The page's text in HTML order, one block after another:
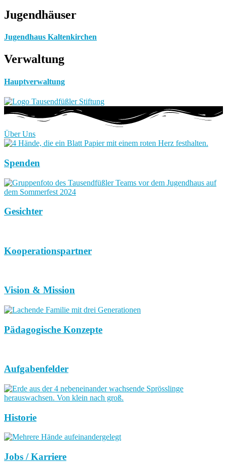
Jugendhäuser
Jugendhaus Kaltenkirchen
Verwaltung
Hauptverwaltung
Über Uns
Spenden
Gesichter
Kooperationspartner
Vision & Mission
Pädagogische Konzepte
Aufgabenfelder
Historie
Jobs / Karriere